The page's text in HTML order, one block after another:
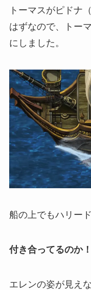
トーマスがピドナ
はずなので、トー
にしました。
船の上でもハリー
付き合ってるのか
エレンの姿が見え